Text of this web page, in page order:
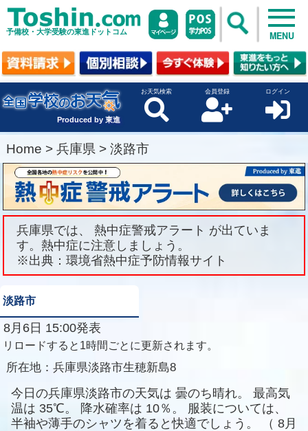
予備校・大学受験の東進ドットコム MENU
Produced by 東進
お天気検索 会員登録 ログイン
Home > 兵庫県 > 淡路市
兵庫県では、 熱中症警戒アラート が出ていま
す。熱中症に注意しましょう。
※出典：環境省熱中症予防情報サイト
淡路市
8月6日 15:00発表
リロードすると1時間ごとに更新されます。
所在地： 兵庫県淡路市生穂新島8
今日の兵庫県淡路市の天気は 曇のち晴れ。
最高気
温は 35℃。 降水確率は 10％。
服装については、
半袖や薄手のシャツを着ると快適でしょう。
（ 8月